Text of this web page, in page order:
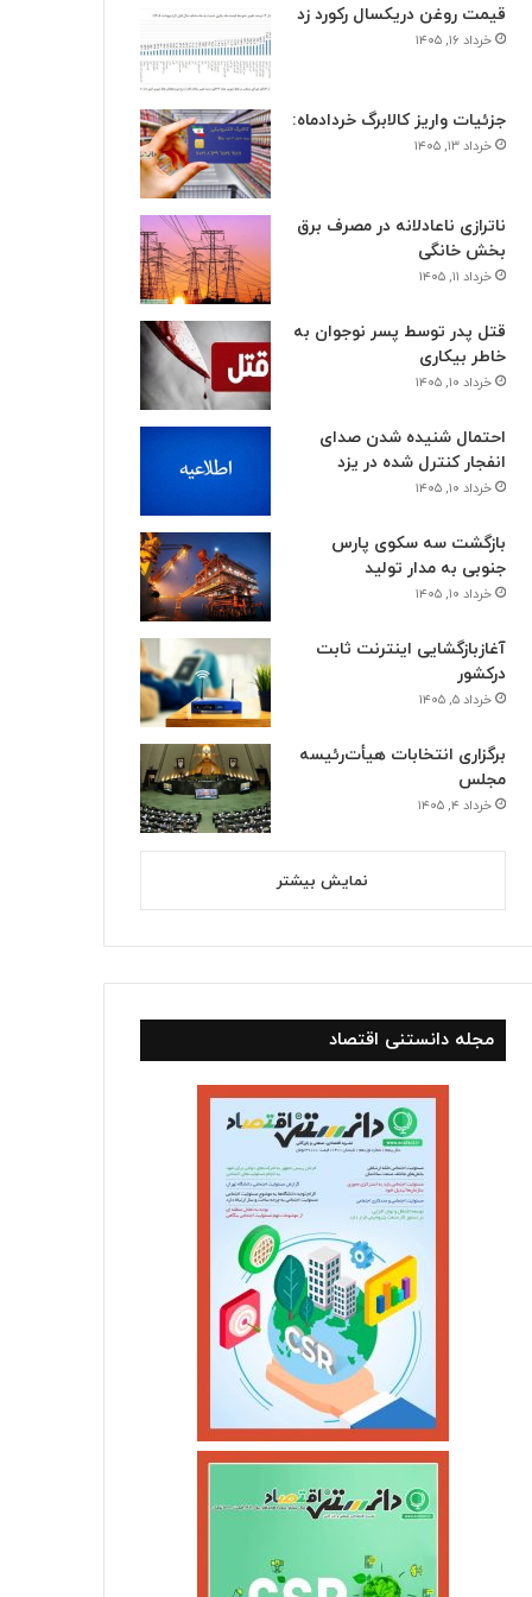
احتمال شنیده شدن صدای
خرداد ۳, ۱۴۰۵
مجلس و دولت متعهد به حل بحران دارو و تجهیزات پزشکی شدند
قیمت روغن دریکسال رکورد زد
خرداد ۱۶, ۱۴۰۵
جزئیات واریز کالابرگ خردادماه:
خرداد ۱۳, ۱۴۰۵
ناترازی ناعادلانه در مصرف برق
بخش خانگی
خرداد ۱۱, ۱۴۰۵
قتل پدر توسط پسر نوجوان به
خاطر بیکاری
خرداد ۱۰, ۱۴۰۵
احتمال شنیده شدن صدای
انفجار کنترل شده در یزد
خرداد ۱۰, ۱۴۰۵
بازگشت سه سکوی پارس
جنوبی به مدار تولید
خرداد ۱۰, ۱۴۰۵
آغازبازگشایی اینترنت ثابت
درکشور
خرداد ۵, ۱۴۰۵
برگزاری انتخابات هیأت‌رئیسه
مجلس
خرداد ۴, ۱۴۰۵
نمایش بیشتر
مجله دانستنی اقتصاد